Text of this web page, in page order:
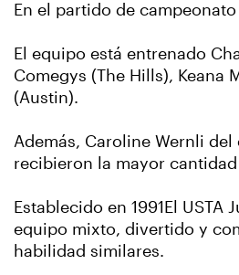
En el partido de
El equipo está entrenado
Comegys (The Hills), Keana
(Austin).
Además, Caroline Wernli
recibieron la mayor
Establecido en 1991El
equipo mixto, divertido y
habilidad similares.